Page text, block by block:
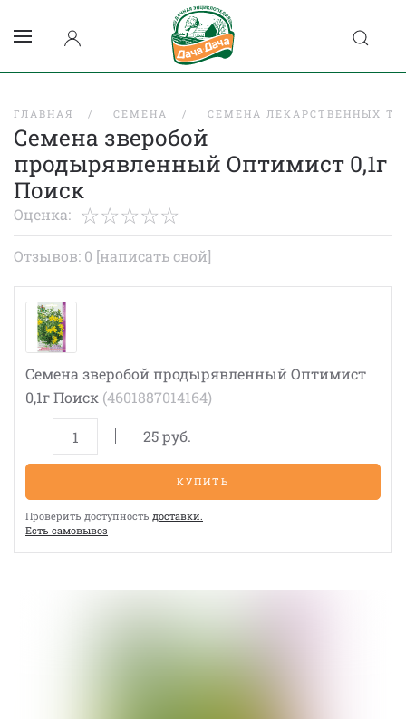
ГЛАВНАЯ СЕМЕНА СЕМЕНА ЛЕКАРСТВЕННЫХ
Семена зверобой
продырявленный Оптимист 0,1г
Поиск
Оценка:
Отзывов: 0 [написать свой]
Семена зверобой продырявленный Оптимист
0,1г Поиск (4601887014164)
25 руб.
КУПИТЬ
Проверить доступность доставки.
Eсть cамовывоз